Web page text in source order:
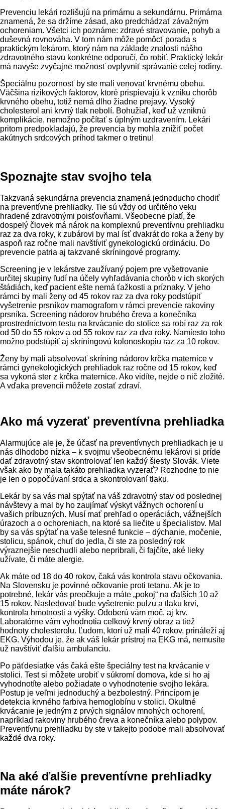
Prevenciu lekári rozlišujú na primárnu a sekundárnu. Primárna
znamená, že sa držíme zásad, ako predchádzať závažným
ochoreniam. Všetci ich poznáme: zdravé stravovanie, pohyb a
duševná rovnováha. V tom nám môže pomôcť porada s
praktickým lekárom, ktorý nám na základe znalosti nášho
zdravotného stavu konkrétne odporučí, čo robiť. Praktický lekár
má navyše zvyčajne možnosť ovplyvniť správanie celej rodiny.
Špeciálnu pozornosť by ste mali venovať krvnému obehu.
Väčšina rizikových faktorov, ktoré prispievajú k vzniku chorôb
krvného obehu, totiž nemá dlho žiadne prejavy. Vysoký
cholesterol ani krvný tlak nebolí. Bohužiaľ, keď už vzniknú
komplikácie, nemožno počítať s úplným uzdravením. Lekári
pritom predpokladajú, že prevencia by mohla znížiť počet
akútnych srdcových príhod takmer o tretinu!
Spoznajte stav svojho tela
Takzvaná sekundárna prevencia znamená jednoducho chodiť
na preventívne prehliadky. Tie sú vždy od určitého veku
hradené zdravotnými poisťovňami. Všeobecne platí, že
dospelý človek má nárok na komplexnú preventívnu prehliadku
raz za dva roky, k zubárovi by mal ísť dvakrát do roka a ženy by
aspoň raz ročne mali navštíviť gynekologickú ordináciu. Do
prevencie patria aj takzvané skríningové programy.
Screening je v lekárstve zaužívaný pojem pre vyšetrovanie
určitej skupiny ľudí na účely vyhľadávania chorôb v ich skorých
štádiách, keď pacient ešte nemá ťažkosti a príznaky. V jeho
rámci by mali ženy od 45 rokov raz za dva roky podstúpiť
vyšetrenie prsníkov mamografom v rámci prevencie rakoviny
prsníka. Screening nádorov hrubého čreva a konečníka
prostredníctvom testu na krvácanie do stolice sa robí raz za rok
od 50 do 55 rokov a od 55 rokov raz za dva roky. Namiesto toho
možno podstúpiť aj skríningovú kolonoskopiu raz za 10 rokov.
Ženy by mali absolvovať skríning nádorov krčka maternice v
rámci gynekologických prehliadok raz ročne od 15 rokov, keď
sa vykoná ster z krčka maternice. Ako vidíte, nejde o nič zložité.
A vďaka prevencii môžete zostať zdraví.
Ako má vyzerať preventívna prehliadka
Alarmujúce ale je, že účasť na preventívnych prehliadkach je u
nás dlhodobo nízka – k svojmu všeobecnému lekárovi si príde
dať zdravotný stav skontrolovať len každý šiesty Slovák. Viete
však ako by mala takáto prehliadka vyzerať? Rozhodne to nie
je len o popočúvaní srdca a skontrolovaní tlaku.
Lekár by sa vás mal spýtať na váš zdravotný stav od poslednej
návštevy a mal by ho zaujímať výskyt vážnych ochorení u
vašich príbuzných. Musí mať prehľad o operáciách, vážnejších
úrazoch a o ochoreniach, na ktoré sa liečite u špecialistov. Mal
by sa vás spýtať na vaše telesné funkcie – dýchanie, močenie,
stolicu, spánok, chuť do jedla, či ste za posledný rok
výraznejšie neschudli alebo nepribrali, či fajčíte, aké lieky
užívate, či máte alergie.
Ak máte od 18 do 40 rokov, čaká vás kontrola stavu očkovania.
Na Slovensku je povinné očkovanie proti tetanu. Ak je to
potrebné, lekár vás preočkuje a máte „pokoj“ na ďalších 10 až
15 rokov. Nasledovať bude vyšetrenie pulzu a tlaku krvi,
kontrola hmotnosti a výšky. Odoberú vám moč, aj krv.
Laboratórne vám vyhodnotia celkový krvný obraz a tiež
hodnoty cholesterolu. Ľudom, ktorí už mali 40 rokov, prináleží aj
EKG. Výhodou je, že ak váš lekár prístroj na EKG má, nemusíte
už navštíviť ďalšiu ambulanciu.
Po päťdesiatke vás čaká ešte špeciálny test na krvácanie v
stolici. Test si môžete urobiť v súkromí domova, kde si ho aj
vyhodnotíte alebo požiadate o vyhodnotenie svojho lekára.
Postup je veľmi jednoduchý a bezbolestný. Princípom je
detekcia krvného farbiva hemoglobínu v stolici. Okultné
krvácanie je jedným z prvých signálov mnohých ochorení,
napríklad rakoviny hrubého čreva a konečníka alebo polypov.
Preventívnu prehliadku by ste v takejto podobe mali absolvovať
každé dva roky.
Na aké ďalšie preventívne prehliadky
máte nárok?